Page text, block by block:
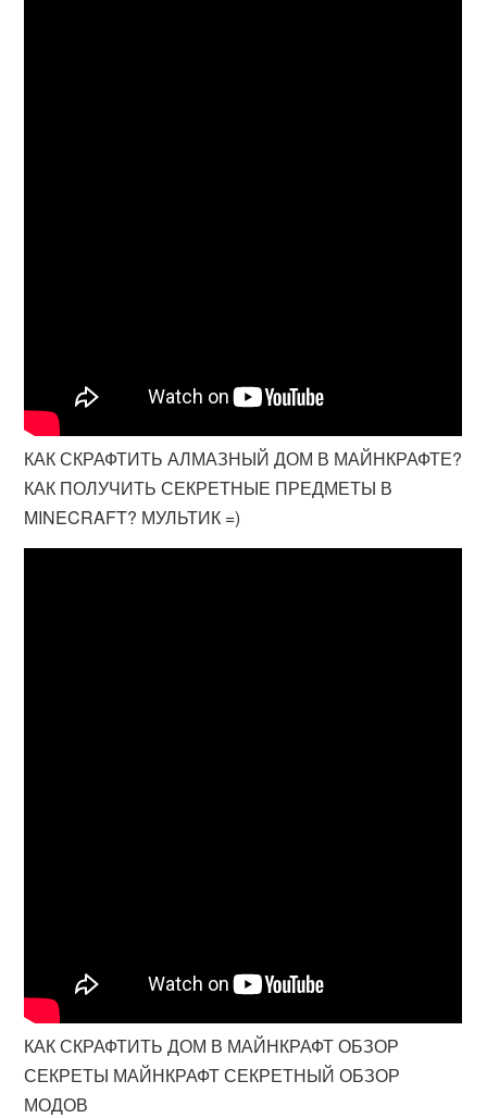
КАК СКРАФТИТЬ АЛМАЗНЫЙ ДОМ В МАЙНКРАФТЕ?
КАК ПОЛУЧИТЬ СЕКРЕТНЫЕ ПРЕДМЕТЫ В
MINECRAFT? МУЛЬТИК =)
КАК СКРАФТИТЬ ДОМ В МАЙНКРАФТ ОБЗОР
СЕКРЕТЫ МАЙНКРАФТ СЕКРЕТНЫЙ ОБЗОР
МОДОВ